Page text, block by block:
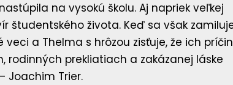
na vysokú školu. Aj napriek veľkej
študentského života. Keď sa však
a Thelma s hrôzou zisťuje, že ich
prekliatiach a zakázanej láske
Joachim Trier.